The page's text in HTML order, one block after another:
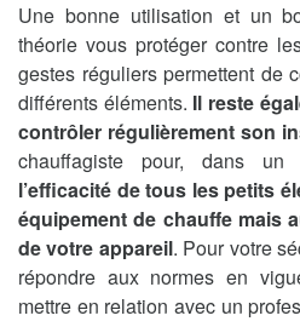
Une bonne utilisation et un
théorie vous protéger contre
gestes réguliers permettent de
différents éléments. Il reste
contrôler régulièrement son
chauffagiste pour, dans un
l’efficacité de tous les petits
équipement de chauffe mais
de votre appareil. Pour votre
répondre aux normes en
mettre en relation avec un